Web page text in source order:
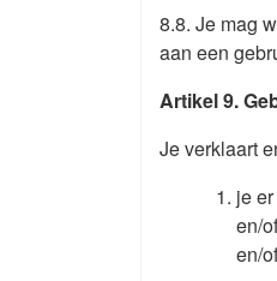
8.8. Je mag
aan een
Artikel 9.
Je verklaart
je
en/
en/